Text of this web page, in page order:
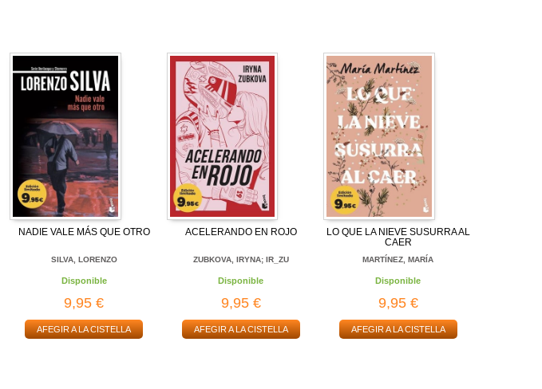
NADIE VALE MÁS QUE OTRO
SILVA, LORENZO
Disponible
9,95 €
AFEGIR A LA CISTELLA
ACELERANDO EN ROJO
ZUBKOVA, IRYNA; IR_ZU
Disponible
9,95 €
AFEGIR A LA CISTELLA
LO QUE LA NIEVE SUSURRA AL
CAER
MARTÍNEZ, MARÍA
Disponible
9,95 €
AFEGIR A LA CISTELLA